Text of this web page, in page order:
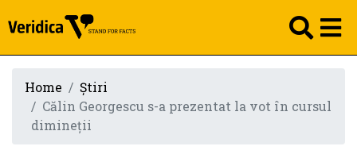
Home
Știri
Călin Georgescu s-a prezentat la vot în cursul
dimineții